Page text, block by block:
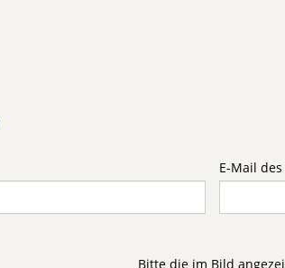
E-Mail
Bitte die im Bild